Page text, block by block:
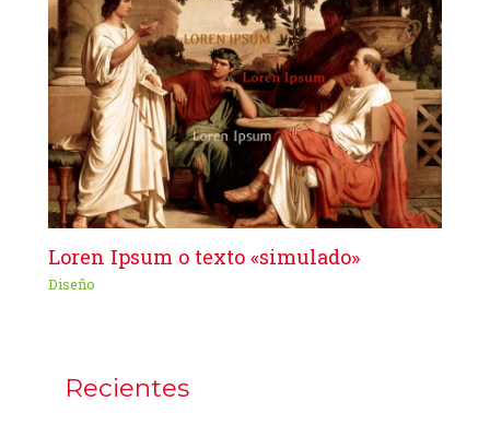
Loren Ipsum o texto «simulado»
Diseño
Recientes